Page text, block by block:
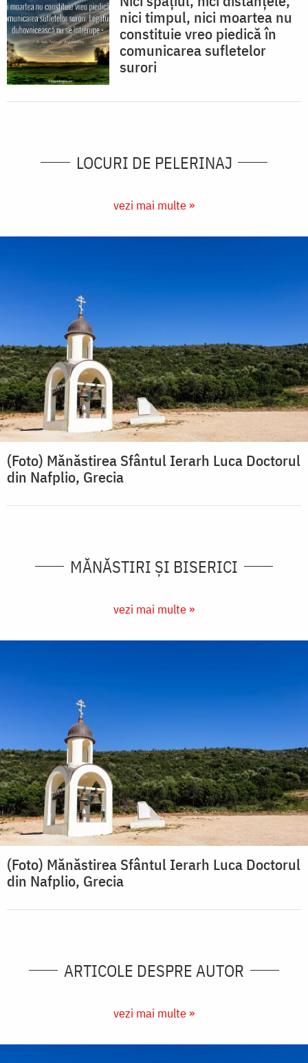
nici timpul, nici moartea nu
constituie vreo piedică în
comunicarea sufletelor
surori
LOCURI DE PELERINAJ
vezi mai multe »
(Foto) Mănăstirea Sfântul Ierarh Luca Doctorul
din Nafplio, Grecia
MĂNĂSTIRI ȘI BISERICI
vezi mai multe »
(Foto) Mănăstirea Sfântul Ierarh Luca Doctorul
din Nafplio, Grecia
ARTICOLE DESPRE AUTOR
vezi mai multe »